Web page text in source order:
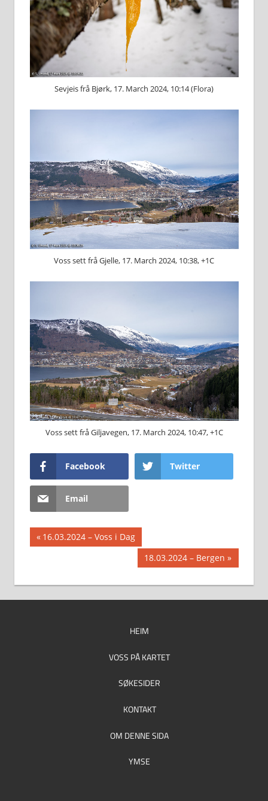
Sevjeis frå Bjørk, 17. March 2024, 10:14 (Flora)
Voss sett frå Gjelle, 17. March 2024, 10:38, +1C
Voss sett frå Giljavegen, 17. March 2024, 10:47, +1C
Facebook Twitter
Email
Innleggsnavigasjon
Previous
Post:
16.03.2024 – Voss i Dag
Next
18.03.2024 – Bergen
HEIM
VOSS PÅ KARTET
SØKESIDER
KONTAKT
OM DENNE SIDA
YMSE